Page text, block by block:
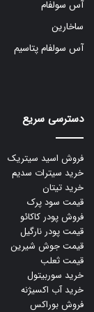
آس سولفام
ساخارین
آس سولفام پتاسیم
دسترسی سریع
فروش اسید سیتریک
خرید سیترات سدیم
خرید تیتان
قیمت سود پرک
فروش پودر کاکائو
قیمت پودر نارگیل
قیمت جوش شیرین
قیمت ثعلب
خرید سوربیتول
خرید آب اکسیژنه
فروش بوراکس